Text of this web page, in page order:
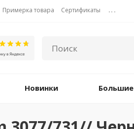
Примерка товара Сертификаты ...
Новинки